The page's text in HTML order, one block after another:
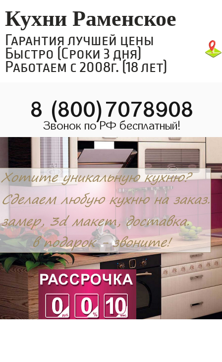
Кухни Раменское
Гарантия лучшей цены
Быстро (Сроки 3 дня)
Работаем с 2008г. (18 лет)
8 (800)7078908
Звонок по РФ бесплатный!